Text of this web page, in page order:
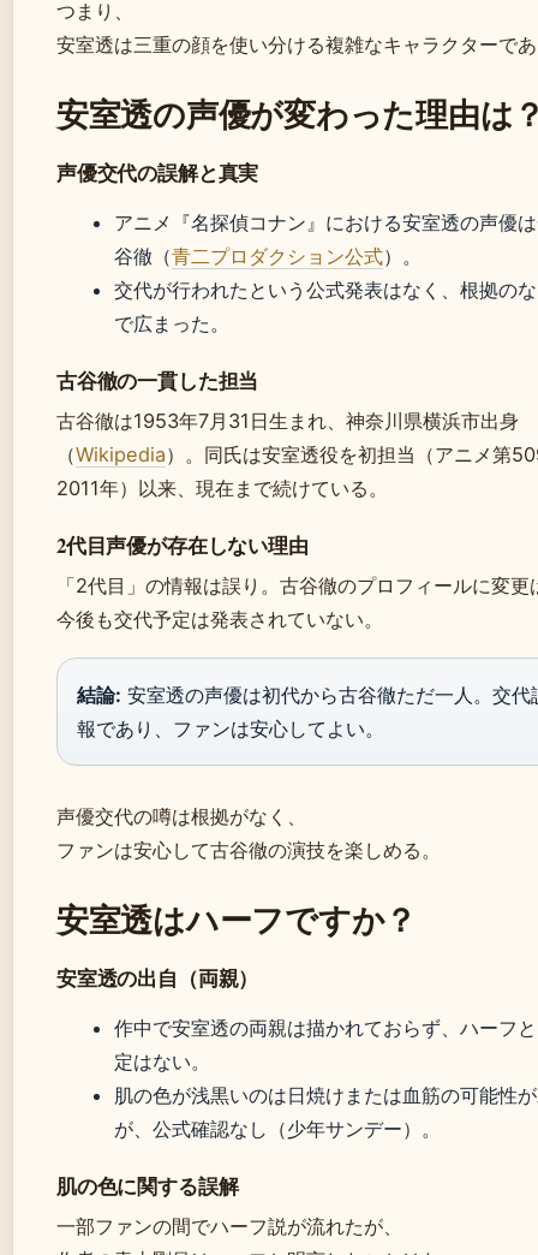
つまり、
安室透は三重の顔を使い分ける複雑なキャラクターで
安室透の声優が変わった理由は
声優交代の誤解と真実
アニメ『名探偵コナン』における安室透の声優
谷徹（青二プロダクション公式）。
交代が行われたという公式発表はなく、根拠の
で広まった。
古谷徹の一貫した担当
古谷徹は1953年7月31日生まれ、神奈川県横浜市出身
（Wikipedia）。同氏は安室透役を初担当（アニメ第
2011年）以来、現在まで続けている。
2代目声優が存在しない理由
「2代目」の情報は誤り。古谷徹のプロフィールに変更
今後も交代予定は発表されていない。
結論: 安室透の声優は初代から古谷徹ただ一人。交代
報であり、ファンは安心してよい。
声優交代の噂は根拠がなく、
ファンは安心して古谷徹の演技を楽しめる。
安室透はハーフですか？
安室透の出自（両親）
作中で安室透の両親は描かれておらず、ハーフ
定はない。
肌の色が浅黒いのは日焼けまたは血筋の可能性
が、公式確認なし（少年サンデー）。
肌の色に関する誤解
一部ファンの間でハーフ説が流れたが、